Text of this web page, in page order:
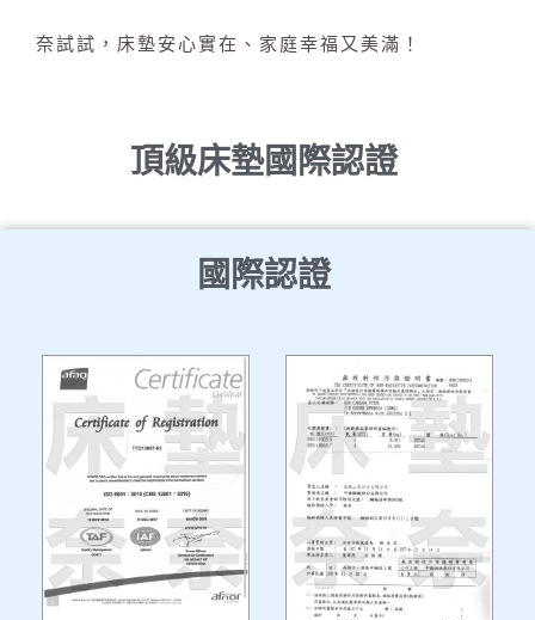
奈試試，床墊安心實在、家庭幸福又美滿！
頂級床墊國際認證
國際認證